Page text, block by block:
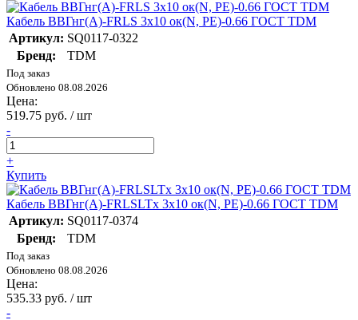
Кабель ВВГнг(А)-FRLS 3х10 ок(N, PE)-0.66 ГОСТ TDM
Артикул: SQ0117-0322
Бренд:
TDM
Под заказ
Обновлено 08.08.2026
Цена:
519.75 руб. / шт
-
+
Купить
Кабель ВВГнг(А)-FRLSLTx 3х10 ок(N, PE)-0.66 ГОСТ TDM
Артикул: SQ0117-0374
Бренд:
TDM
Под заказ
Обновлено 08.08.2026
Цена:
535.33 руб. / шт
-